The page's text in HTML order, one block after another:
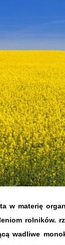
w materię
rolników.
wadliwe